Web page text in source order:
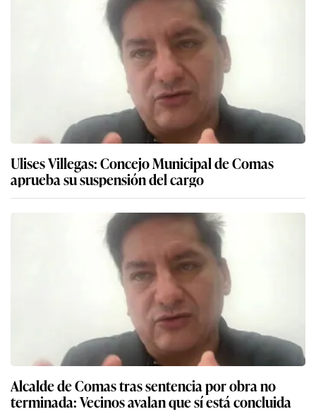
Ulises Villegas: Concejo Municipal de Comas
aprueba su suspensión del cargo
Alcalde de Comas tras sentencia por obra no
terminada: Vecinos avalan que sí está concluida